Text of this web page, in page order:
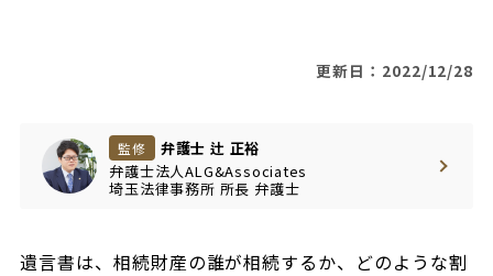
更新日：2022/12/28
監修
弁護士 辻 正裕
弁護士法人ALG&Associates
埼玉法律事務所 所長 弁護士
遺言書は、相続財産の誰が相続するか、どのような割